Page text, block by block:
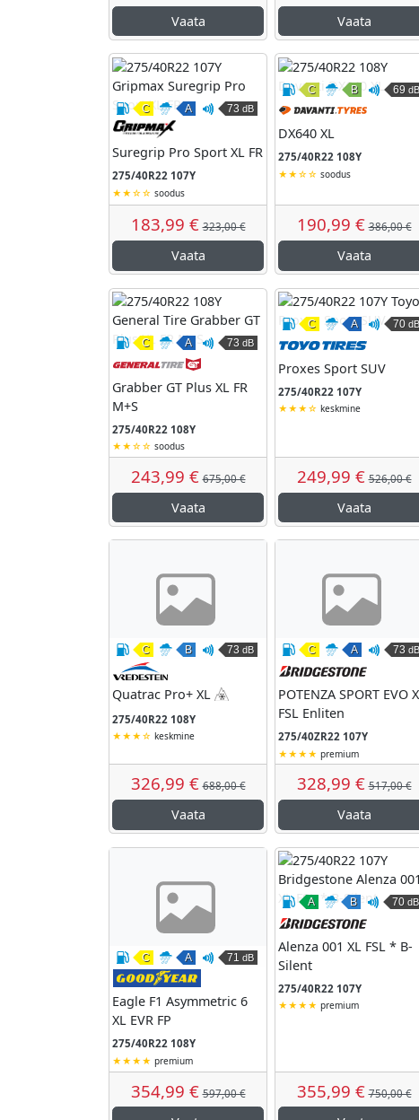
Vaata Vaata
Kütusesäästlikkus
C
Märghaardumine
A
Väline veeremismüra
73 dB
Gripmax
Suregrip Pro Sport XL FR
275/40R22 107Y
soodus
183,99 € 323,00 €
Vaata
C B 69 dB
DX640 XL
275/40R22 108Y
soodus
190,99 € 386,00 €
Vaata
Kütusesäästlikkus
C
Märghaardumine
A
Väline veeremismüra
73 dB
General Tire
Grabber GT Plus XL FR
M+S
275/40R22 108Y
soodus
243,99 € 675,00 €
Vaata
C A 70 dB
Proxes Sport SUV
275/40R22 107Y
keskmine
249,99 € 526,00 €
Vaata
Kütusesäästlikkus
C
Märghaardumine
B
Väline veeremismüra
73 dB
Vredestein
Quatrac Pro+ XL
275/40R22 108Y
keskmine
326,99 € 688,00 €
Vaata
C A 73 dB
POTENZA SPORT EVO
FSL Enliten
275/40ZR22 107Y
premium
328,99 € 517,00 €
Vaata
Kütusesäästlikkus
C
Märghaardumine
A
Väline veeremismüra
71 dB
Eagle F1 Asymmetric 6
XL EVR FP
275/40R22 108Y
premium
354,99 € 597,00 €
A B 70 dB
Alenza 001 XL FSL * B-
Silent
275/40R22 107Y
premium
355,99 € 750,00 €